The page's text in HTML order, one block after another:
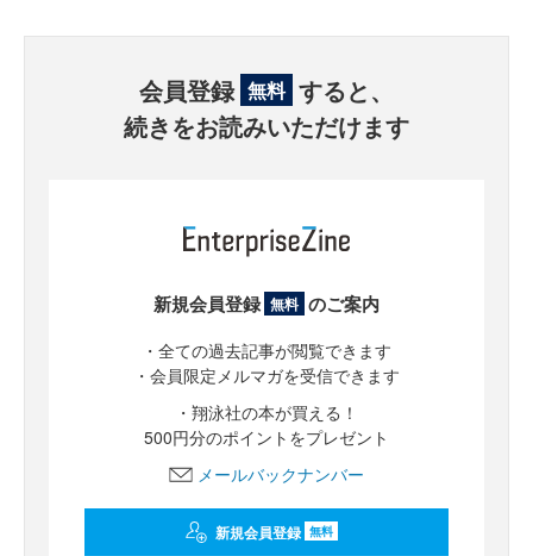
会員登録 無料 すると、
続きをお読みいただけます
新規会員登録 無料 のご案内
・全ての過去記事が閲覧できます
・会員限定メルマガを受信できます
・翔泳社の本が買える！
500円分のポイントをプレゼント
メールバックナンバー
新規会員登録 無料